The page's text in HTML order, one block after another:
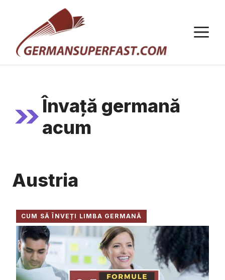
conținut
Învață germană
acum
Austria
CUM SĂ ÎNVEȚI LIMBA GERMANĂ